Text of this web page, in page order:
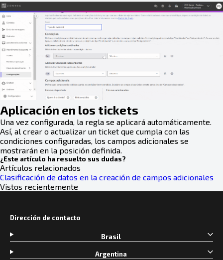
Aplicación en los tickets
Una vez configurada, la regla se aplicará automáticamente.
Así, al crear o actualizar un ticket que cumpla con las
condiciones configuradas, los campos adicionales se
mostrarán en la posición definida.
¿Este artículo ha resuelto sus dudas?
Artículos relacionados
Clasificación de datos en la creación de campos adicionales
Vistos recientemente
Dirección de contacto
Brasil
Argentina